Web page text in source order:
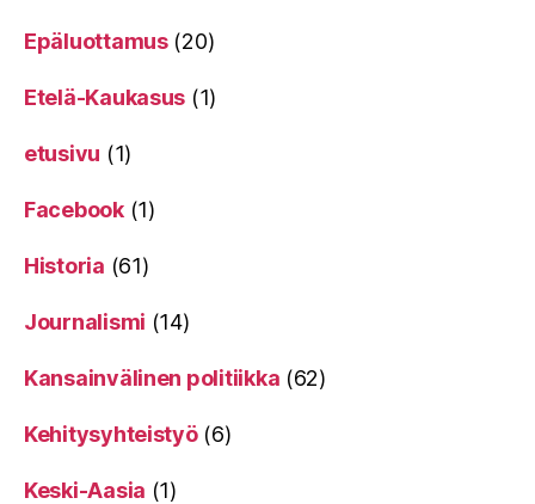
Epäluottamus(20)
Etelä-Kaukasus (1)
etusivu (1)
Facebook(1)
Historia (61)
Journalismi (14)
Kansainvälinen politiikka (62)
Kehitysyhteistyö(6)
Keski-Aasia (1)